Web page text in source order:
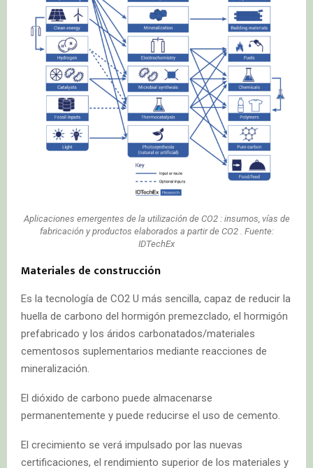
Aplicaciones emergentes de la utilización de CO2 : insumos, vías de
fabricación y productos elaborados a partir de CO2 . Fuente:
IDTechEx
Materiales de construcción
Es la tecnología de CO2 U más sencilla, capaz de reducir la
huella de carbono del hormigón premezclado, el hormigón
prefabricado y los áridos carbonatados/materiales
cementosos suplementarios mediante reacciones de
mineralización.
El dióxido de carbono puede almacenarse
permanentemente y puede reducirse el uso de cemento.
El crecimiento se verá impulsado por las nuevas
certificaciones, el rendimiento superior de los materiales y